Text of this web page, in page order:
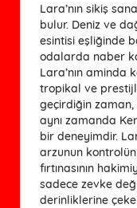
Lara’nın sikiş
bulur. Deniz ve
esintisi eşliğinde
odalarda naber
Lara’nın aminda
tropikal ve prestijli
geçirdiğin
aynı zamanda
bir deneyimdir.
arzunun
fırtınasının
sadece zevke
derinliklerine